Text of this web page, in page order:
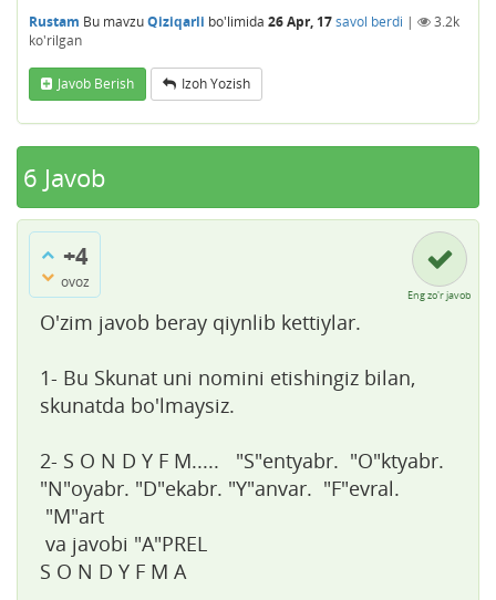
Rustam Bu mavzuQiziqarli bo'limida 26 Apr, 17savol berdi |
3.2k
ko'rilgan
Javob Berish Izoh Yozish
6 Javob
+4
ovoz
Eng zo'r javob
O'zim javob beray qiynlib kettiylar.
1- Bu Skunat uni nomini etishingiz bilan,
skunatda bo'lmaysiz.
2- S O N D Y F M..... "S"entyabr. "O"ktyabr.
"N"oyabr. "D"ekabr. "Y"anvar. "F"evral.
"M"art
va javobi "A"PREL
S O N D Y F M A